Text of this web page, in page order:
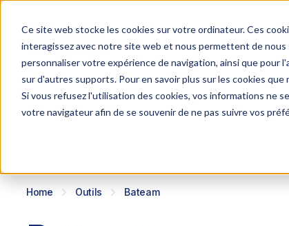
Ce site web stocke les cookies sur votre ordinateur. Ces
interagissez avec notre site web et nous permettent de
personnaliser votre expérience de navigation, ainsi que pour
sur d'autres supports. Pour en savoir plus sur les cookies
Si vous refusez l'utilisation des cookies, vos informations ne
votre navigateur afin de se souvenir de ne pas suivre vos
Home Outils Bateam